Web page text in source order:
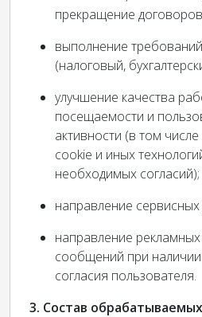
прекращение
выполнение
(налоговый,
улучшение качества
посещаемости и
активности (в том
cookie и иных
необходимых согласий);
направление
направление
сообщений при
согласия пользователя.
3. Состав